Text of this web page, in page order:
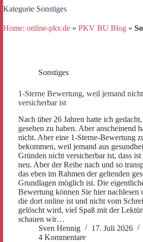
Kategorie Sonstiges
Home: online-pkv.de » PKV BU Blog »
Sonstiges
1-Sterne Bewertung, weil jemand nicht
versicherbar ist
Nach über 26 Jahren hatte ich
gesehen zu haben. Aber anscheinend
nicht. Aber eine 1-Sterne-Bewertung
bekommen, weil jemand aus
Gründen nicht versicherbar ist, dass ist
neu. Aber der Reihe nach und so
das eben im Rahmen der geltenden
Grundlagen möglich ist. Die
Bewertung können Sie hier nachlesen
die dort online ist und nicht vom
gelöscht wird, viel Spaß mit der
schauen wir…
Sven Hennig
17. Juli 2026
4 Kommentare